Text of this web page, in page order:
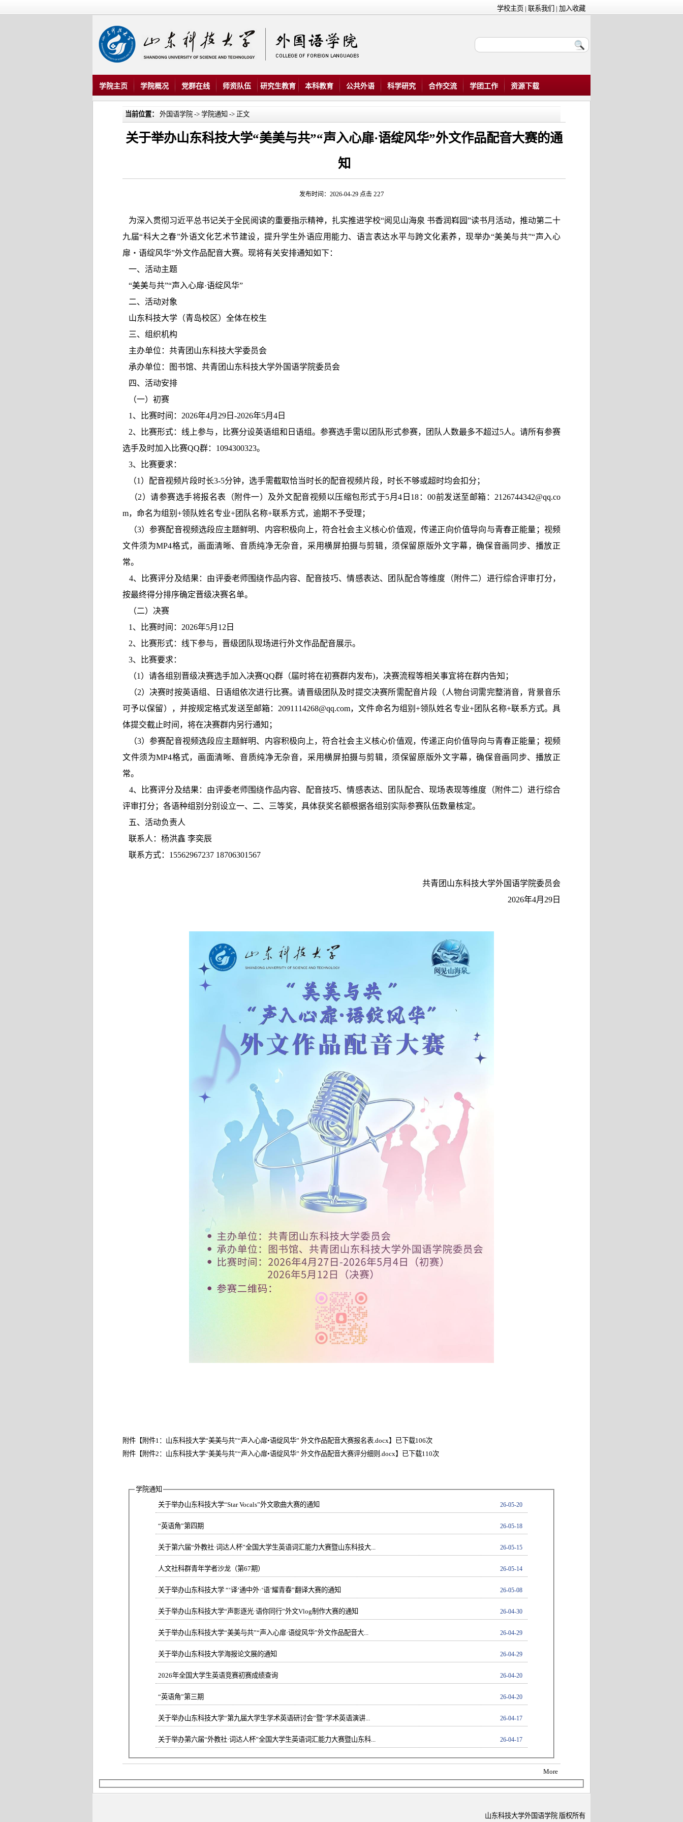
学校主页 | 联系我们 | 加入收藏
学院主页 学院概况 党群在线 师资队伍 研究生教育 本科教育 公共外语 科学研究 合作交流 学团工作 资源下载
当前位置： 外国语学院 -> 学院通知 -> 正文
关于举办山东科技大学“美美与共”“声入心扉·语绽风华”外文作品配音大赛的通
知
发布时间：2026-04-29 点击 227
为深入贯彻习近平总书记关于全民阅读的重要指示精神，扎实推进学校“阅见山海泉 书香润嵙园”读书月活动，推动第二十
九届“科大之春”外语文化艺术节建设，提升学生外语应用能力、语言表达水平与跨文化素养，现举办“美美与共”“声入心
扉・语绽风华”外文作品配音大赛。现将有关安排通知如下：
一、活动主题
“美美与共”“声入心扉·语绽风华”
二、活动对象
山东科技大学（青岛校区）全体在校生
三、组织机构
主办单位： 共青团山东科技大学委员会
承办单位：
图书馆、共青团山东科技大学外国语学院委员会
四、活动安排
（一）初赛
1 、比赛时间： 2026年4月 29 日 -2026年5月 4 日
2、比赛形式：线上参与，比赛分设英语组和日语组。参赛选手需以团队形式参赛，团队人数最多不超过5人。请所有参赛
选手及时加入比赛QQ群： 1094300323。
3、比赛要求：
（1 ）配音视频片段时长3-5分钟，选手需截取恰当时长的配音视频片段，时长不够或超时均会扣分；
（2）请参赛选手将报名表（附件一）及外文配音视频以压缩包形式于5月4日18：00前发送至邮箱： 2126744342@qq.co
m，命名为组别+领队姓名专业+团队名称+联系方式，逾期不予受理；
（3）参赛配音视频选段应主题鲜明、内容积极向上，符合社会主义核心价值观，传递正向价值导向与青春正能量；视频
文件须为MP4格式，画面清晰、音质纯净无杂音，采用横屏拍摄与剪辑，须保留原版外文字幕，确保音画同步、播放正
常。
4、比赛评分及结果： 由评委老师围绕作品内容、配音技巧、情感表达、团队配合等维度（附件二）进行综合评审打分，
按最终得分排序确定晋级决赛名单。
（二）决赛
1 、比赛时间： 2026年5月 12 日
2、比赛形式： 线下参与，晋级团队现场进行外文作品配音展示。
3、比赛要求：
（1 ）请各组别晋级决赛选手加入决赛QQ群（届时将在初赛群内发布)，决赛流程等相关事宜将在群内告知；
（2）决赛时按英语组、日语组依次进行比赛。请晋级团队及时提交决赛所需配音片段（人物台词需完整消音，背景音乐
可予以保留），并按规定格式发送至邮箱： 2091114268@qq.com，文件命名为组别+领队姓名专业+团队名称+联系方式。具
体提交截止时间，将在决赛群内另行通知；
（3）参赛配音视频选段应主题鲜明、内容积极向上，符合社会主义核心价值观，传递正向价值导向与青春正能量；视频
文件须为MP4格式，画面清晰、音质纯净无杂音，采用横屏拍摄与剪辑，须保留原版外文字幕，确保音画同步、播放正
常。
4、比赛评分及结果： 由评委老师围绕作品内容、配音技巧、情感表达、团队配合、现场表现等维度（附件二）进行综合
评审打分；各语种组别分别设立一、二、三等奖，具体获奖名额根据各组别实际参赛队伍数量核定。
五、活动负责人
联系人： 杨洪鑫 李奕辰
联系方式： 15562967237 18706301567
共青团山东科技大学外国语学院委员会
2026年4月 29 日
附件【 附件1：山东科技大学“美美与共”“声入心扉•语绽风华” 外文作品配音大赛报名表.docx】已下载106次
附件【 附件2：山东科技大学“美美与共”“声入心扉•语绽风华” 外文作品配音大赛评分细则.docx】已下载110次
学院通知
关于举办山东科技大学“Star Vocals”外文歌曲大赛的通知
26-05-20
“英语角”第四期 26-05-18
关于第六届“外教社·词达人杯”全国大学生英语词汇能力大赛暨山东科技大... 26-05-15
人文社科群青年学者沙龙（第67期） 26-05-14
关于举办山东科技大学 “‘译’通中外·‘语’耀青春”翻译大赛的通知 26-05-08
关于举办山东科技大学“声影逐光·语你同行”外文Vlog制作大赛的通知 26-04-30
关于举办山东科技大学“美美与共”“声入心扉·语绽风华”外文作品配音大... 26-04-29
关于举办山东科技大学海报论文展的通知 26-04-29
2026年全国大学生英语竞赛初赛成绩查询 26-04-20
“英语角”第三期 26-04-20
关于举办山东科技大学“第九届大学生学术英语研讨会”暨“学术英语演讲... 26-04-17
关于举办第六届“外教社·词达人杯”全国大学生英语词汇能力大赛暨山东科... 26-04-17
More
山东科技大学外国语学院 版权所有